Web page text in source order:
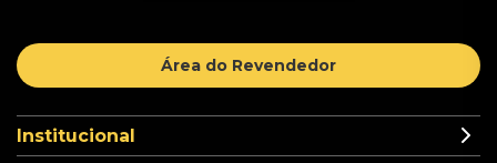
Área do Revendedor
Institucional